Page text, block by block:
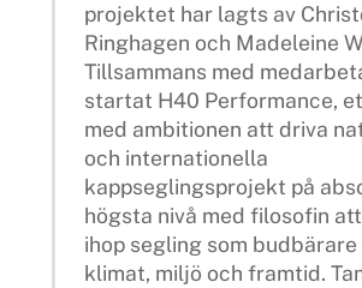
projektet har lagts av
Ringhagen och Madeleine
Tillsammans med
startat H40 Performance,
med ambitionen att driva
och internationella
kappseglingsprojekt på
högsta nivå med filosofin
ihop segling som
klimat, miljö och framtid.